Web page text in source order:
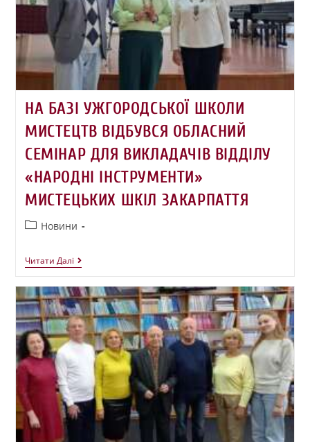
НА БАЗІ УЖГОРОДСЬКОЇ ШКОЛИ
МИСТЕЦТВ ВІДБУВСЯ ОБЛАСНИЙ
СЕМІНАР ДЛЯ ВИКЛАДАЧІВ ВІДДІЛУ
«НАРОДНІ ІНСТРУМЕНТИ»
МИСТЕЦЬКИХ ШКІЛ ЗАКАРПАТТЯ
Новини
Читати Далі